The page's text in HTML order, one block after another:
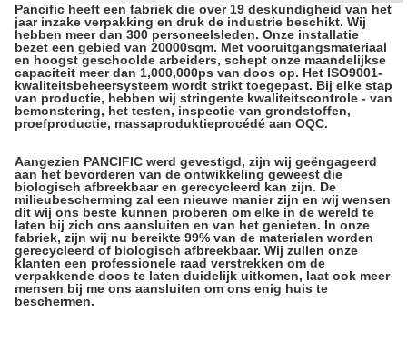
Pancific heeft een fabriek die over 19 deskundigheid van het
jaar inzake verpakking en druk de industrie beschikt. Wij
hebben meer dan 300 personeelsleden. Onze installatie
bezet een gebied van 20000sqm. Met vooruitgangsmateriaal
en hoogst geschoolde arbeiders, schept onze maandelijkse
capaciteit meer dan 1,000,000ps van doos op. Het ISO9001-
kwaliteitsbeheersysteem wordt strikt toegepast. Bij elke stap
van productie, hebben wij stringente kwaliteitscontrole - van
bemonstering, het testen, inspectie van grondstoffen,
proefproductie, massaproduktieprocédé aan OQC.
Aangezien PANCIFIC werd gevestigd, zijn wij geëngageerd
aan het bevorderen van de ontwikkeling geweest die
biologisch afbreekbaar en gerecycleerd kan zijn. De
milieubescherming zal een nieuwe manier zijn en wij wensen
dit wij ons beste kunnen proberen om elke in de wereld te
laten bij zich ons aansluiten en van het genieten. In onze
fabriek, zijn wij nu bereikte 99% van de materialen worden
gerecycleerd of biologisch afbreekbaar. Wij zullen onze
klanten een professionele raad verstrekken om de
verpakkende doos te laten duidelijk uitkomen, laat ook meer
mensen bij me ons aansluiten om ons enig huis te
beschermen.